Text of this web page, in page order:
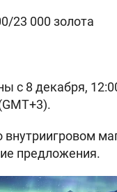
23 000 золота
с 8 декабря,
предложения.